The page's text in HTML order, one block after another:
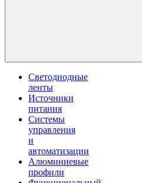
Светодиодные
ленты
Источники
питания
Системы
управления
и
автоматизации
Алюминиевые
профили